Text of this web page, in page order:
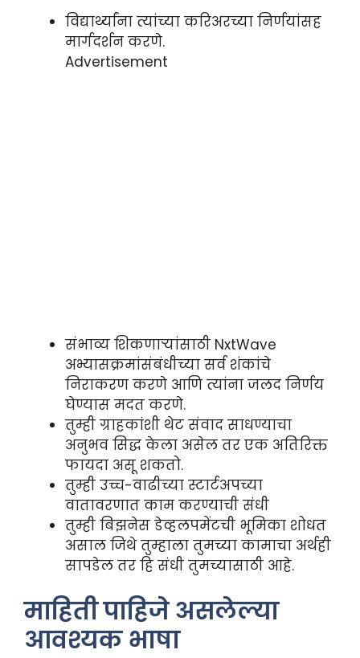
विद्यार्थ्यांना त्यांच्या करिअरच्या निर्णयांसह
मार्गदर्शन करणे.
Advertisement
संभाव्य शिकणार्‍यांसाठी NxtWave
अभ्यासक्रमांसंबंधीच्या सर्व शंकांचे
निराकरण करणे आणि त्यांना जलद निर्णय
घेण्यास मदत करणे.
तुम्ही ग्राहकांशी थेट संवाद साधण्याचा
अनुभव सिद्ध केला असेल तर एक अतिरिक्त
फायदा असू शकतो.
तुम्ही उच्च-वाढीच्या स्टार्टअपच्या
वातावरणात काम करण्याची संधी
तुम्ही बिझनेस डेव्हलपमेंटची भूमिका शोधत
असाल जिथे तुम्हाला तुमच्या कामाचा अर्थही
सापडेल तर हि संधी तुमच्यासाठी आहे.
माहिती पाहिजे असलेल्या
आवश्यक भाषा